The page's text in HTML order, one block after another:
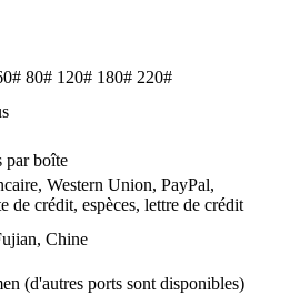
80# 120# 180# 220#
par boîte
Western Union, PayPal,
de crédit, espèces, lettre de crédit
Chine
(d'autres ports sont disponibles)